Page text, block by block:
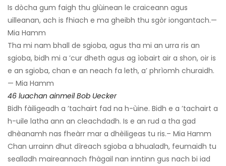
Is dòcha gum faigh thu glùinean le craiceann agus
uilleanan, ach is fhiach e ma gheibh thu sgòr iongantach.—
Mia Hamm
Tha mi nam bhall de sgioba, agus tha mi an urra ris an
sgioba, bidh mi a ’cur dheth agus ag ìobairt air a shon, oir is
e an sgioba, chan e an neach fa leth, a’ phrìomh churaidh.
— Mia Hamm
46 luachan ainmeil Bob Uecker
Bidh fàiligeadh a ’tachairt fad na h-ùine. Bidh e a ’tachairt a
h-uile latha ann an cleachdadh. Is e an rud a tha gad
dhèanamh nas fheàrr mar a dhèiligeas tu ris.– Mia Hamm
Chan urrainn dhut dìreach sgioba a bhualadh, feumaidh tu
sealladh maireannach fhàgail nan inntinn gus nach bi iad